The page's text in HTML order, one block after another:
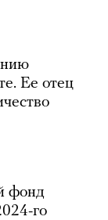
Ее отец
фонд
го